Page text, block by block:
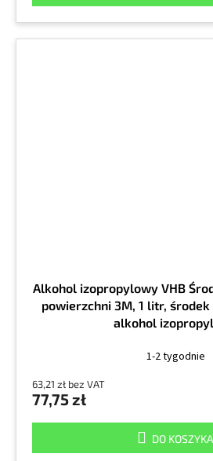
Alkohol izopropylowy VHB
powierzchni 3M, 1 litr,
alkohol
1-2 tygodnie
63,21 zł bez VAT
77,75 zł
DO KOSZYKA